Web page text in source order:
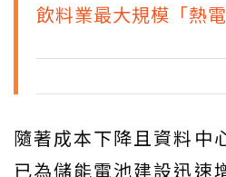
飲料業最大規模「熱電
隨著成本下降且資料中
已為儲能電池建設迅速